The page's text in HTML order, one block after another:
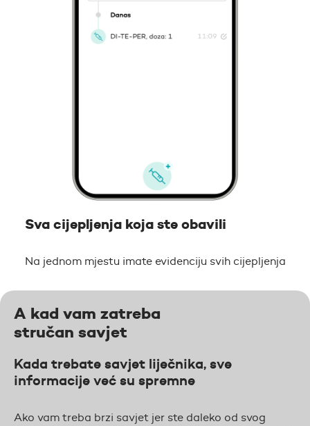
Sva cijepljenja koja ste obavili
Na jednom mjestu imate evidenciju svih cijepljenja
A kad vam zatreba
stručan savjet
Kada trebate savjet liječnika, sve
informacije već su spremne
Ako vam treba brzi savjet jer ste daleko od svog